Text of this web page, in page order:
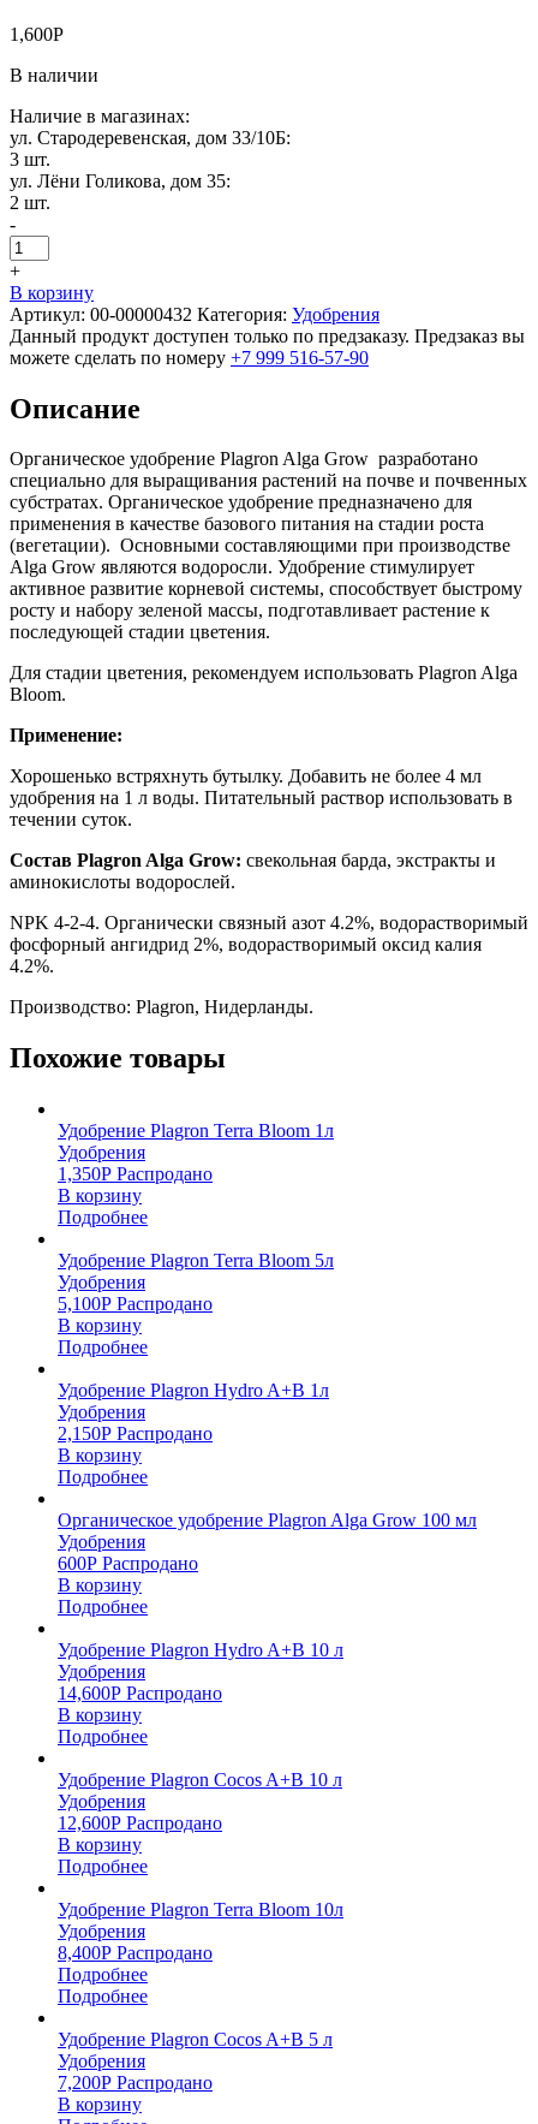
1,600Р
В наличии
Наличие в магазинах:
ул. Стародеревенская, дом 33/10Б:
3 шт.
ул. Лёни Голикова, дом 35:
2 шт.
-
+
В корзину
Артикул: 00-00000432 Категория: Удобрения
Данный продукт доступен только по предзаказу. Предзаказ вы
можете сделать по номеру +7 999 516-57-90
Описание
Органическое удобрение Plagron Alga Grow разработано
специально для выращивания растений на почве и почвенных
субстратах. Органическое удобрение предназначено для
применения в качестве базового питания на стадии роста
(вегетации). Основными составляющими при производстве
Alga Grow являются водоросли. Удобрение стимулирует
активное развитие корневой системы, способствует быстрому
росту и набору зеленой массы, подготавливает растение к
последующей стадии цветения.
Для стадии цветения, рекомендуем использовать Plagron Alga
Bloom.
Применение:
Хорошенько встряхнуть бутылку. Добавить не более 4 мл
удобрения на 1 л воды. Питательный раствор использовать в
течении суток.
Состав Plagron Alga Grow: свекольная барда, экстракты и
аминокислоты водорослей.
NPK 4-2-4. Органически связный азот 4.2%, водорастворимый
фосфорный ангидрид 2%, водорастворимый оксид калия
4.2%.
Производство: Plagron, Нидерланды.
Похожие товары
Удобрение Plagron Terra Bloom 1л
Удобрения
1,350Р Распродано
В корзину
Подробнее
Удобрение Plagron Terra Bloom 5л
Удобрения
5,100Р Распродано
В корзину
Подробнее
Удобрение Plagron Hydro A+B 1л
Удобрения
2,150Р Распродано
В корзину
Подробнее
Органическое удобрение Plagron Alga Grow 100 мл
Удобрения
600Р Распродано
В корзину
Подробнее
Удобрение Plagron Hydro A+B 10 л
Удобрения
14,600Р Распродано
В корзину
Подробнее
Удобрение Plagron Cocos A+B 10 л
Удобрения
12,600Р Распродано
В корзину
Подробнее
Удобрение Plagron Terra Bloom 10л
Удобрения
8,400Р Распродано
Подробнее
Подробнее
Удобрение Plagron Cocos A+B 5 л
Удобрения
7,200Р Распродано
В корзину